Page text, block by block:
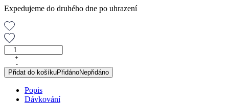
Expedujeme do druhého dne po uhrazení
Klouby,
originální
bylinné
kapky,
+
-
Přidat do košíkuPřidánoNepřidáno
Popis
Dávkování